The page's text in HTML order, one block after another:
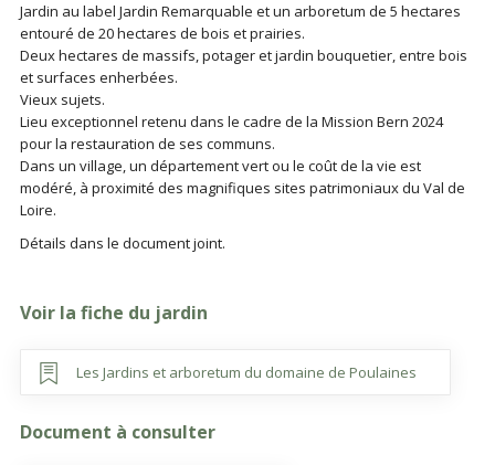
Jardin au label Jardin Remarquable et un arboretum de 5 hectares
entouré de 20 hectares de bois et prairies.
Deux hectares de massifs, potager et jardin bouquetier, entre bois
et surfaces enherbées.
Vieux sujets.
Lieu exceptionnel retenu dans le cadre de la Mission Bern 2024
pour la restauration de ses communs.
Dans un village, un département vert ou le coût de la vie est
modéré, à proximité des magnifiques sites patrimoniaux du Val de
Loire.
Détails dans le document joint.
Voir la fiche du jardin
Les Jardins et arboretum du domaine de Poulaines
Document à consulter